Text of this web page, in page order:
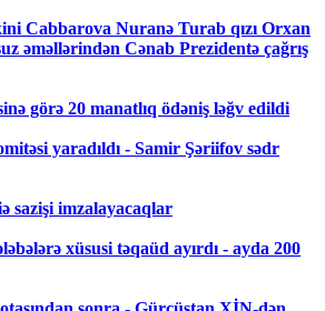
Cabbarova Nuranə Turab qızı Orxan
əməllərindən Cənab Prezidentə çağrış
görə 20 manatlıq ödəniş ləğv edildi
yaradıldı - Samir Şəriifov sədr
sazişi imzalayacaqlar
xüsusi təqaüd ayırdı - ayda 200